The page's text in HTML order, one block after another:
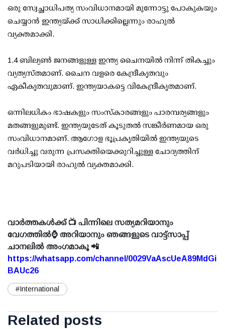
ഒരു സ്വേച്ഛാധിപത്യ സംവിധാനമായി മുന്നോട്ടു പോകുകയും
ചെയ്യാന്‍ ഇന്ത്യയ്ക്ക് സാധിക്കില്ലെന്നും രാഹുല്‍
വ്യക്തമാക്കി.
1.4 ബില്യണ്‍ ജനങ്ങളുള്ള ഇന്ത്യ ചൈനയില്‍ നിന്ന് തികച്ചും
വ്യത്യസ്തമാണ്. ചൈന വളരെ കേന്ദ്രീകൃതവും
ഏകീകൃതവുമാണ്. ഇന്ത്യയാകട്ടെ വികേന്ദ്രീകൃതമാണ്.
ഒന്നിലധികം ഭാഷകളും സംസ്‌കാരങ്ങളും പാരമ്പര്യങ്ങളും
മതങ്ങളുമുണ്ട്. ഇന്ത്യയുടേത് കൂടുതല്‍ സങ്കീര്‍ണമായ ഒരു
സംവിധാനമാണ്. ആഗോള ഭൂപ്രകൃതിയില്‍ ഇന്ത്യയുടെ
വര്‍ധിച്ചു വരുന്ന പ്രസക്തിയെക്കുറിച്ചുള്ള ചോദ്യത്തിന്
മറുപടിയായി രാഹുല്‍ വ്യക്തമാക്കി.
വാർത്തകൾക്ക് 📺 പിന്നിലെ സത്യമറിയാനും
വേഗത്തിൽ⌚ അറിയാനും ഞങ്ങളുടെ വാട്ട്സാപ്പ്
ചാനലിൽ അംഗമാകൂ 📲
https://whatsapp.com/channel/0029VaAscUeA89MdGi
BAUc26
#International
Related posts